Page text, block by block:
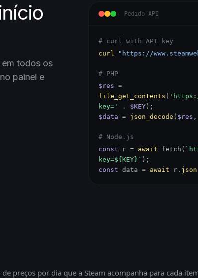
todos os
painel e
Pedido API
# curl with API key
curl
"https://
# PHP
$res =
file_get_contents (
key='
. $KEY );
$data = json_decode ( $res ,
# Node.js
const r = await fetch(
key=${KEY}` );
const data = await r. json
preços por dia que a Steam acompanha para cada